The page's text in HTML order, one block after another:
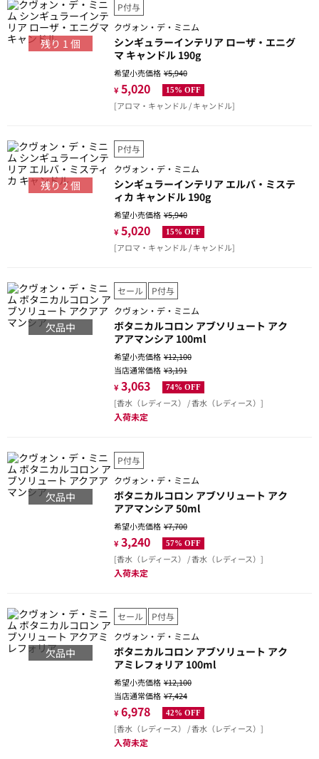
残り 1 個
P付与
クヴォン・デ・ミニム
シンギュラーインテリア ローザ・エニグ
マ キャンドル 190g
希望小売価格¥5,940
¥ 5,020 15% OFF
[アロマ・キャンドル / キャンドル]
残り2個
P付与
クヴォン・デ・ミニム
シンギュラーインテリア エルバ・ミステ
ィカ キャンドル 190g
希望小売価格¥5,940
¥ 5,020 15% OFF
[アロマ・キャンドル / キャンドル]
欠品中
セール
P付与
クヴォン・デ・ミニム
ボタニカルコロン アブソリュート アク
アアマンシア 100ml
希望小売価格¥12,100
当店通常価格¥3,191
¥ 3,063 74% OFF
[香水（レディース） / 香水（レディース）]
入荷未定
欠品中
P付与
クヴォン・デ・ミニム
ボタニカルコロン アブソリュート アク
アアマンシア 50ml
希望小売価格¥7,700
¥ 3,240 57% OFF
[香水（レディース） / 香水（レディース）]
入荷未定
欠品中
セール
P付与
クヴォン・デ・ミニム
ボタニカルコロン アブソリュート アク
アミレフォリア 100ml
希望小売価格¥12,100
当店通常価格¥7,424
¥ 6,978 42% OFF
[香水（レディース） / 香水（レディース）]
入荷未定